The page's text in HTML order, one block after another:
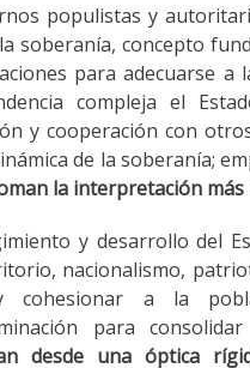
populistas y
soberanía, concepto
para adecuarse a
compleja el
y cooperación con
de la soberanía;
la interpretación más
y desarrollo del
nacionalismo,
cohesionar a la
para
desde una óptica